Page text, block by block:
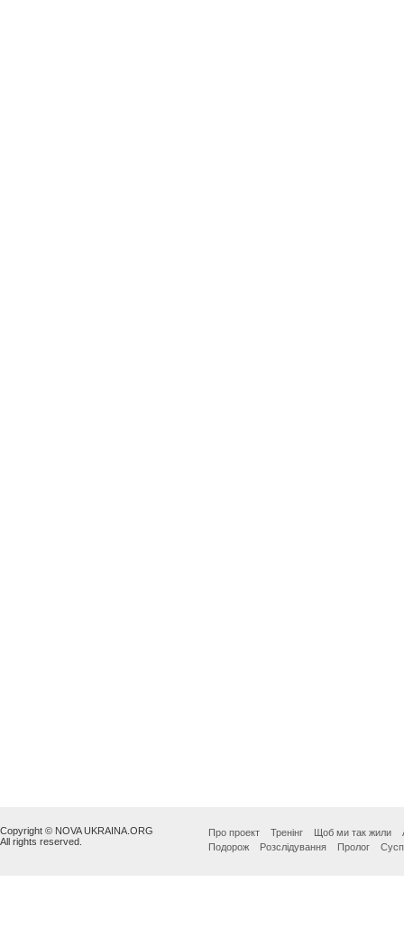
Copyright © NOVA UKRAINA.ORG
All rights reserved.
Про проект Тренінг Щоб ми так жили
Подорож
Розслідування Пролог